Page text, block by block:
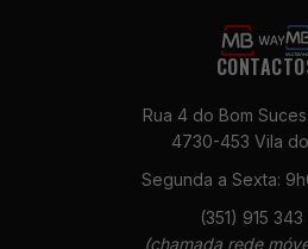
Rua 4 do Bom
4730-453 Vila
Segunda a Sexta:
(351) 915 343
(chamada rede